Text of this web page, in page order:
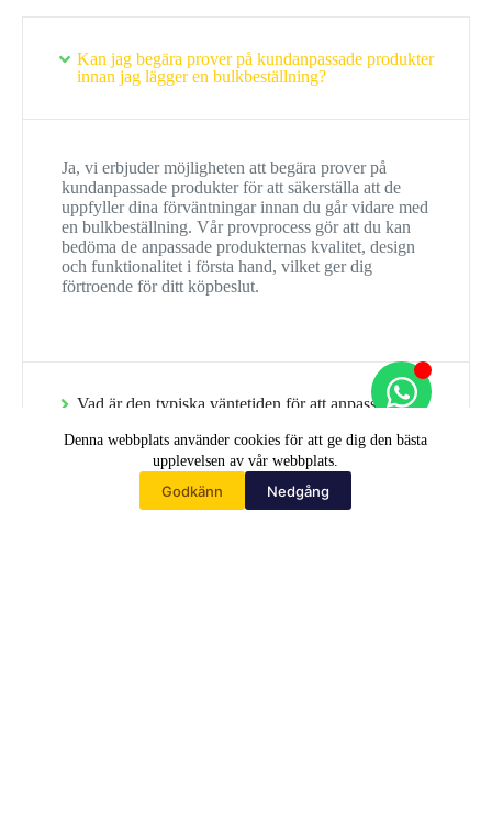
Denna webbplats använder cookies för att ge dig den bästa
upplevelsen av vår webbplats.
Godkänn Nedgång
Kan jag begära prover på kundanpassade produkter
innan jag lägger en bulkbeställning?
Ja, vi erbjuder möjligheten att begära prover på
kundanpassade produkter för att säkerställa att de
uppfyller dina förväntningar innan du går vidare med
en bulkbeställning. Vår provprocess gör att du kan
bedöma de anpassade produkternas kvalitet, design
och funktionalitet i första hand, vilket ger dig
förtroende för ditt köpbeslut.
Vad är den typiska väntetiden för att anpassa
Hur ser prissättningen ut för kundanpassade